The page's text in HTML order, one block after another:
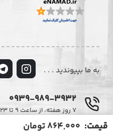
قیمت: 864,000 تومان
به ما بپیوندید . . .
0939-989-3932
۷ روز هفته، از ساعت ۹ تا ۲۳